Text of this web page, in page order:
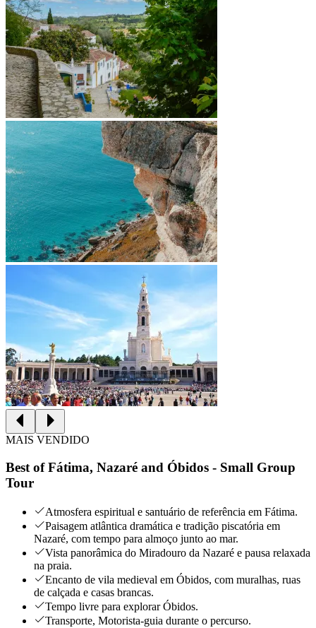
MAIS VENDIDO
Best of Fátima, Nazaré and Óbidos - Small Group
Tour
Atmosfera espiritual e santuário de referência em Fátima.
Paisagem atlântica dramática e tradição piscatória em
Nazaré, com tempo para almoço junto ao mar.
Vista panorâmica do Miradouro da Nazaré e pausa relaxada
na praia.
Encanto de vila medieval em Óbidos, com muralhas, ruas
de calçada e casas brancas.
Tempo livre para explorar Óbidos.
Transporte, Motorista-guia durante o percurso.